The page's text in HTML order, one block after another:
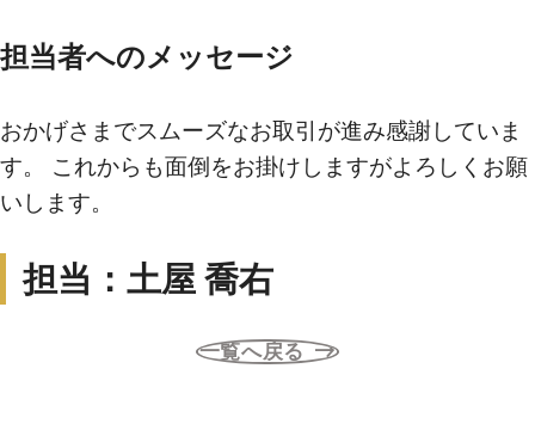
担当者へのメッセージ
おかげさまでスムーズなお取引が進み感謝していま
す。 これからも面倒をお掛けしますがよろしくお願
いします。
担当：土屋 喬右
一覧へ戻る
新着物件から探す
エリアから探す
学区から探す